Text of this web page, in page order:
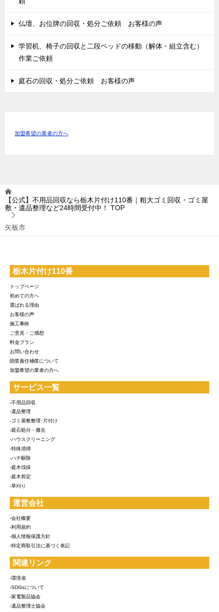
仏壇、お位牌の回収・処分ご依頼 お客様の声
学習机、椅子の回収と二段ベッドの移動（解体・組立含む）
作業ご依頼
庭石の回収・処分ご依頼 お客様の声
加盟希望の業者の方へ
【公式】不用品回収なら栃木片付け110番｜粗大ゴミ回収・ゴミ屋
敷・遺品整理など24時間受付中！
TOP
矢板市
栃木片付け110番
トップページ
初めての方へ
選ばれる理由
お客様の声
施工事例
ご意見・ご感想
料金プラン
お問い合わせ
賠償責任補償について
加盟希望の業者の方へ
サービス一覧
-不用品回収
-遺品整理
-ゴミ屋敷整理･片付け
-庭石処分・撤去
-ハウスクリーニング
-特殊清掃
-ハチ駆除
-庭木伐採
-庭木剪定
-草刈り
運営会社
-会社概要
-利用規約
-個人情報保護方針
-特定商取引法に基づく表記
関連リンク
-環境省
-SDGsについて
-家電製品協会
-遺品整理士協会